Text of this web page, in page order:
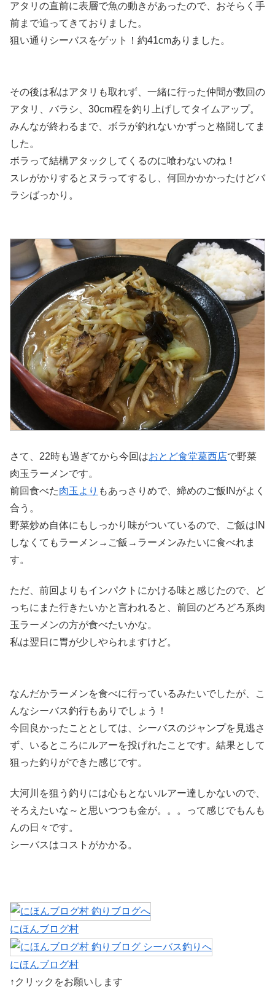
アタリの直前に表層で魚の動きがあったので、おそらく手
前まで追ってきておりました。
狙い通りシーバスをゲット！約41cmありました。
その後は私はアタリも取れず、一緒に行った仲間が数回の
アタリ、バラシ、30cm程を釣り上げしてタイムアップ。
みんなが終わるまで、ボラが釣れないかずっと格闘してま
した。
ボラって結構アタックしてくるのに喰わないのね！
スレがかりするとヌラってするし、何回かかかったけどバ
ラシばっかり。
さて、22時も過ぎてから今回はおとど食堂葛西店で野菜
肉玉ラーメンです。
前回食べた肉玉より もあっさりめで、締めのご飯INがよく
合う。
野菜炒め自体にもしっかり味がついているので、ご飯はIN
しなくてもラーメン→ご飯→ラーメンみたいに食べれま
す。
ただ、前回よりもインパクトにかける味と感じたので、ど
っちにまた行きたいかと言われると、前回のどろどろ系肉
玉ラーメンの方が食べたいかな。
私は翌日に胃が少しやられますけど。
なんだかラーメンを食べに行っているみたいでしたが、こ
んなシーバス釣行もありでしょう！
今回良かったこととしては、シーバスのジャンプを見逃さ
ず、いるところにルアーを投げれたことです。結果として
狙った釣りができた感じです。
大河川を狙う釣りには心もとないルアー達しかないので、
そろえたいな～と思いつつも金が。。。って感じでもんも
んの日々です。
シーバスはコストがかかる。
にほんブログ村
にほんブログ村
↑クリックをお願いします